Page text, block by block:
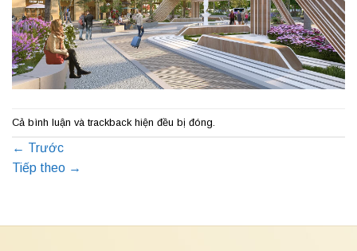
Cả bình luận và trackback hiện đều bị đóng.
← Trước
Tiếp theo →